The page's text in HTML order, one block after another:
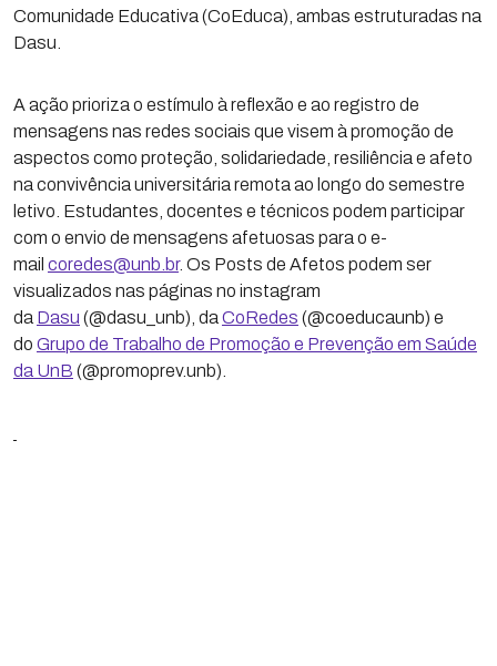
Comunidade Educativa (CoEduca), ambas estruturadas na
Dasu.
A ação prioriza o estímulo à reflexão e ao registro de
mensagens nas redes sociais que visem à promoção de
aspectos como proteção, solidariedade, resiliência e afeto
na convivência universitária remota ao longo do semestre
letivo. Estudantes, docentes e técnicos podem participar
com o envio de mensagens afetuosas para o e-
mail coredes@unb.br. Os Posts de Afetos podem ser
visualizados nas páginas no instagram
da Dasu (@dasu_unb), da CoRedes (@coeducaunb) e
do Grupo de Trabalho de Promoção e Prevenção em Saúde
da UnB (@promoprev.unb).